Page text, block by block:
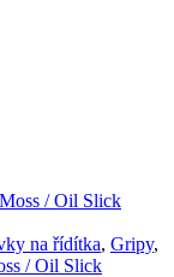
na řídítka, Gripy,
/ Oil Slick